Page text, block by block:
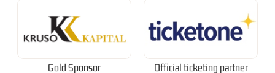
Gold Sponsor Official ticketing partner